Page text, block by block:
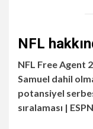
NFL
NFL Free Agent
Samuel dahil
potansiyel
sıralaması | ESPN